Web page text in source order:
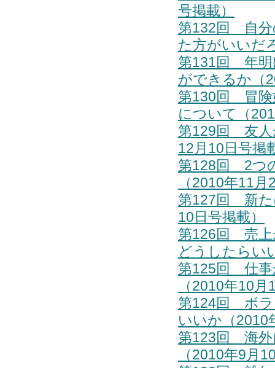
号掲載）
第132回 自分
た方がいいだ
第131回 年明
ができるか（
第130回 冒険
について（
第129回 友人
12月10日号掲
第128回 2つ
（2010年11
第127回 新た
10日号掲載）
第126回 売上
どうしたらい
第125回 仕事
（2010年10
第124回 ボラ
いいか（2010
第123回 海外
（2010年9月